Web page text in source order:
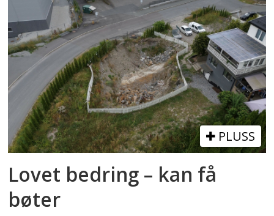
PLUSS
Lovet bedring – kan få
bøter